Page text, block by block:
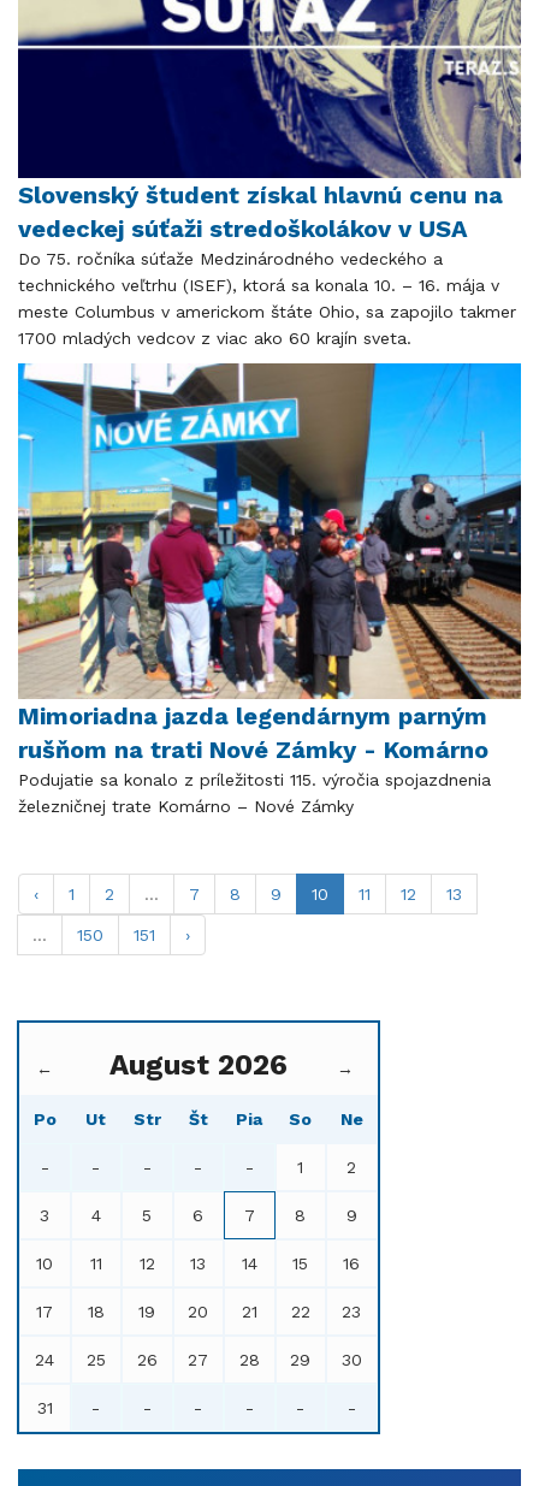
Slovenský študent získal hlavnú cenu na
vedeckej súťaži stredoškolákov v USA
Do 75. ročníka súťaže Medzinárodného vedeckého a
technického veľtrhu (ISEF), ktorá sa konala 10. – 16. mája v
meste Columbus v americkom štáte Ohio, sa zapojilo takmer
1700 mladých vedcov z viac ako 60 krajín sveta.
Mimoriadna jazda legendárnym parným
rušňom na trati Nové Zámky - Komárno
Podujatie sa konalo z príležitosti 115. výročia spojazdnenia
železničnej trate Komárno – Nové Zámky
‹ 1 2 ... 7 8 9 10 11 12 13
... 150 151 ›
← August 2026 →
Po Ut Str Št Pia So Ne
- - - - - 1 2
3 4 5 6 7 8 9
10 11 12 13 14 15 16
17 18 19 20 21 22 23
24 25 26 27 28 29 30
31 - - - - - -